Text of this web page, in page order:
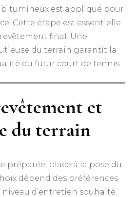
bitumineux est appliqué pour
Cette étape est essentielle
final. Une
du terrain garantit la
du futur court de tennis.
et
du terrain
préparée, place à la pose du
dépend des préférences
d’entretien souhaité.